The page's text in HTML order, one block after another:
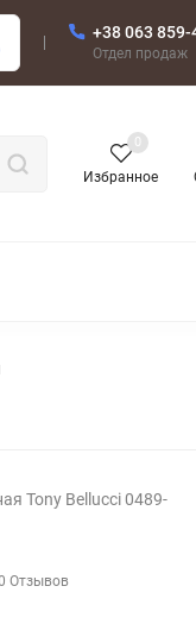
+38 063 859-
Отдел продаж
Избранное
0
Tony Bellucci 0489-
Отзывов